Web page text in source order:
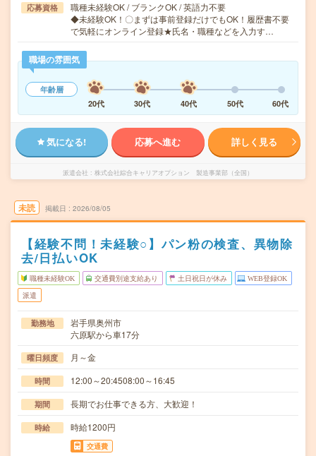
応募資格
職種未経験OK / ブランクOK / 英語力不要
◆未経験OK！〇まずは事前登録だけでもOK！履歴書不要
で気軽にオンライン登録★氏名・職種などを入力す…
職場の雰囲気
年齢層
20代
30代 40代 50代 60代
気になる! 応募へ進む 詳しく見る
派遣会社 株式会社綜合キャリアオプション 製造事業部（全国）
未読 掲載日 2026/08/05
【経験不問！未経験○】パン粉の検査、異物除
去/日払いOK
職種未経験OK 交通費別途支給あり 土日祝日が休み WEB登録OK
派遣
勤務地
岩手県奥州市
六原駅から車17分
曜日頻度 月～金
時間 12:00～20:4508:00～16:45
期間 長期でお仕事できる方、大歓迎！
時給 時給1200円
交通費